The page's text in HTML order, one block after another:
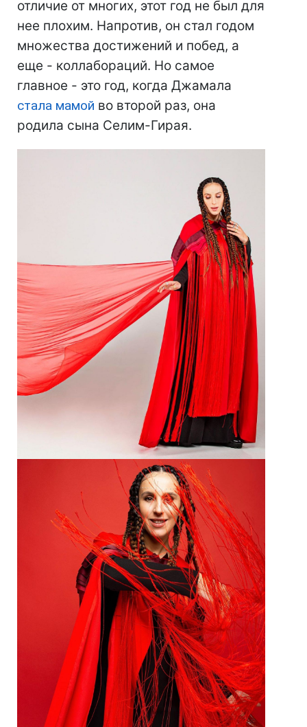
отличие от многих, этот год не был для
нее плохим. Напротив, он стал годом
множества достижений и побед, а
еще - коллабораций. Но самое
главное - это год, когда Джамала
стала мамой во второй раз, она
родила сына Селим-Гирая.